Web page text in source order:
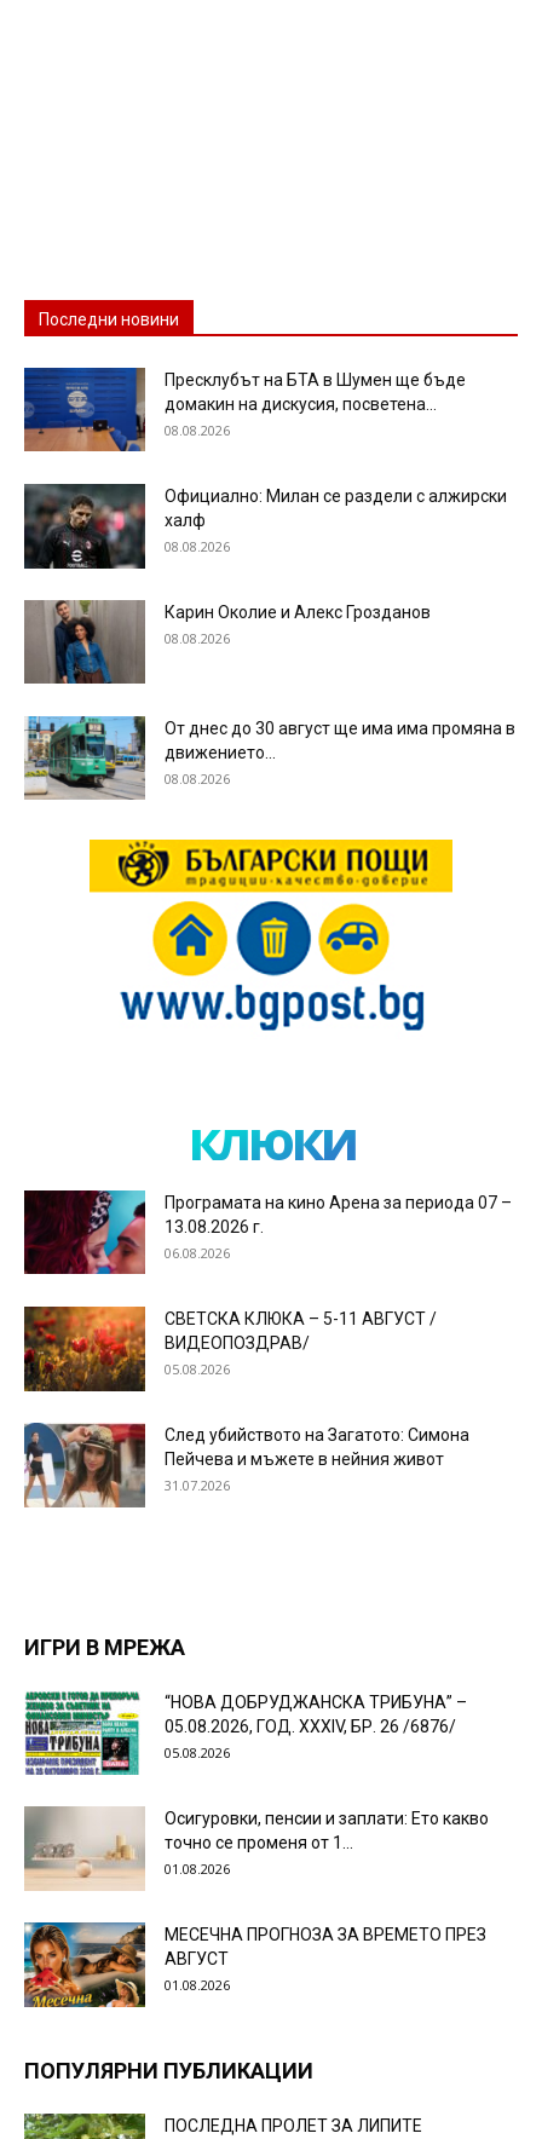
Последни новини
Пресклубът на БТА в Шумен ще бъде
домакин на дискусия, посветена...
08.08.2026
Официално: Милан се раздели с алжирски
халф
08.08.2026
Карин Околие и Алекс Грозданов
08.08.2026
От днес до 30 август ще има има промяна в
движението...
08.08.2026
клюки
Програмата на кино Арена за периода 07 –
13.08.2026 г.
06.08.2026
СВЕТСКА КЛЮКА – 5-11 АВГУСТ /
ВИДЕОПОЗДРАВ/
05.08.2026
След убийството на Загатото: Симона
Пейчева и мъжете в нейния живот
31.07.2026
ИГРИ В МРЕЖА
“НОВА ДОБРУДЖАНСКА ТРИБУНА” –
05.08.2026, ГОД. XXХIV, БР. 26 /6876/
05.08.2026
Осигуровки, пенсии и заплати: Ето какво
точно се променя от 1...
01.08.2026
МЕСЕЧНА ПРОГНОЗА ЗА ВРЕМЕТО ПРЕЗ
АВГУСТ
01.08.2026
ПОПУЛЯРНИ ПУБЛИКАЦИИ
ПОСЛЕДНА ПРОЛЕТ ЗА ЛИПИТЕ